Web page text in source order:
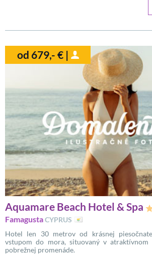
od 679,- € |
Aquamare Beach Hotel & Spa
FamagustaCYPRUS
Hotel len 30 metrov od krásnej
vstupom do mora, situovaný v
pobrežnej promenáde.